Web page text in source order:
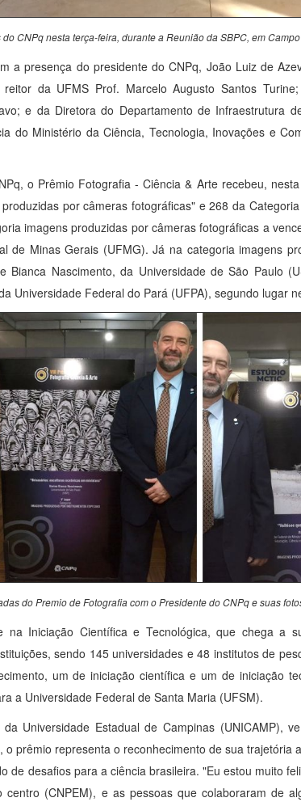
do CNPq nesta terça-feira, durante a Reunião da SBPC, em
a presença do presidente do CNPq, João Luiz de
da UFMS Prof. Marcelo Augusto Santos
e da Diretora do Departamento de Infraestrutura
do Ministério da Ciência, Tecnologia, Inovações e
o Prêmio Fotografia - Ciência & Arte recebeu,
por câmeras fotográficas" e 268 da
imagens produzidas por câmeras fotográficas a
de Minas Gerais (UFMG). Já na categoria imagens
Bianca Nascimento, da Universidade de São Paulo
Universidade Federal do Pará (UFPA), segundo lugar
do Premio de Fotografia com o Presidente do CNPq e suas
na Iniciação Científica e Tecnológica, que chega a
sendo 145 universidades e 48 institutos de
um de iniciação científica e um de iniciação
a Universidade Federal de Santa Maria (UFSM).
Universidade Estadual de Campinas (UNICAMP),
o prêmio representa o reconhecimento de sua trajetória
de desafios para a ciência brasileira. "Eu estou muito
centro (CNPEM), e as pessoas que colaboraram de